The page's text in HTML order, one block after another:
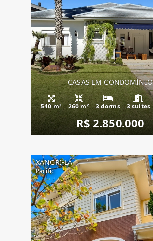
CASAS EM CONDOMÍNIO
540 m² 260 m² 3 dorms 3 suítes
R$ 2.850.000
XANGRI-LÁ
Pacific